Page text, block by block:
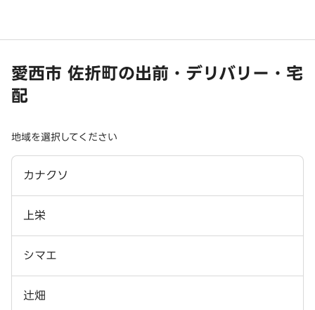
愛西市 佐折町の出前・デリバリー・宅
配
地域を選択してください
カナクソ
上栄
シマエ
辻畑